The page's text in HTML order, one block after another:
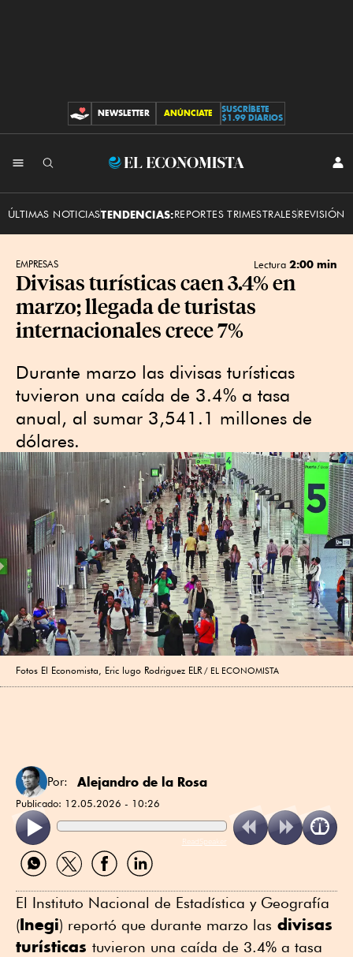
CONTRIBUCIONES
NEWSLETTER ANÚNCIATE
SUSCRÍBETE
$1.99 DIARIOS
El
ÚLTIMAS NOTICIASTENDENCIAS:REPORTES TRIMESTRALESREVISIÓN
EMPRESAS Lectura 2:00 min
Divisas turísticas caen 3.4% en
marzo; llegada de turistas
internacionales crece 7%
Durante marzo las divisas turísticas
tuvieron una caída de 3.4% a tasa
anual, al sumar 3,541.1 millones de
dólares.
Fotos El Economista, Eric lugo Rodriguez ELR EL ECONOMISTA
Por: Alejandro de la Rosa
Publicado: 12.05.2026 - 10:26
ReadSpeaker
Compartir
por
Compartir
por
Compartir
por
Compartir
por
El Instituto Nacional de Estadística y Geografía
(Inegi) reportó que durante marzo las divisas
turísticas tuvieron una caída de 3.4% a tasa